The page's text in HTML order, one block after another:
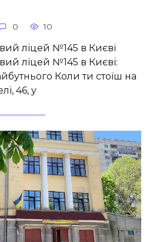
0 10
ліцей №145 в Києві
ліцей №145 в Києві:
Коли ти стоїш на
46, у